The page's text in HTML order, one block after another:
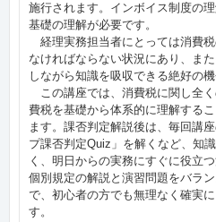
施行されます。インボイス制度の
基礎の理解が必要です。
経理実務担当者にとっては消費
なければならない状況にあり、ま
しながら知識を吸収できる絶好の機
この講座では、消費税に関し全
費税を基礎から体系的に理解する
ます。課否判定解説後は、毎回講
プ課否判定Quiz」を解くなど、知
く、明日からの実務にすぐに役立
個別規定の解説と演習問題をバラ
で、初心者の方でも無理なく確実
す。